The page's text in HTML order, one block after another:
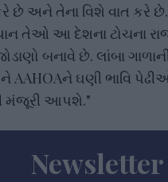
છે અને તેના વિશે વાત કરે
તેઓ આ દેશના ટોચના
બનાવે છે. લાંબા
AAHOAને ઘણી ભાવિ
મંજૂરી આપશે."
Newsletter